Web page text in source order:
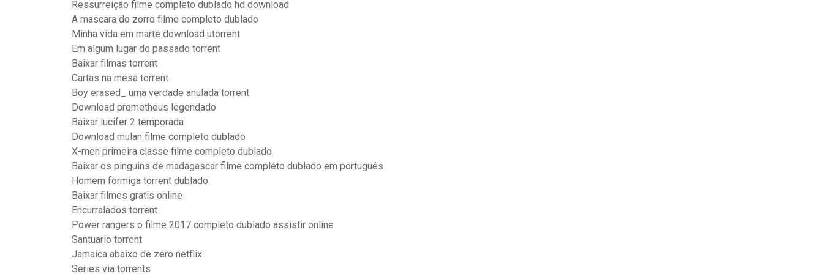
Ressurreição filme completo dublado hd download
A mascara do zorro filme completo dublado
Minha vida em marte download utorrent
Em algum lugar do passado torrent
Baixar filmas torrent
Cartas na mesa torrent
Boy erased_ uma verdade anulada torrent
Download prometheus legendado
Baixar lucifer 2 temporada
Download mulan filme completo dublado
X-men primeira classe filme completo dublado
Baixar os pinguins de madagascar filme completo dublado em português
Homem formiga torrent dublado
Baixar filmes gratis online
Encurralados torrent
Power rangers o filme 2017 completo dublado assistir online
Santuario torrent
Jamaica abaixo de zero netflix
Series via torrents